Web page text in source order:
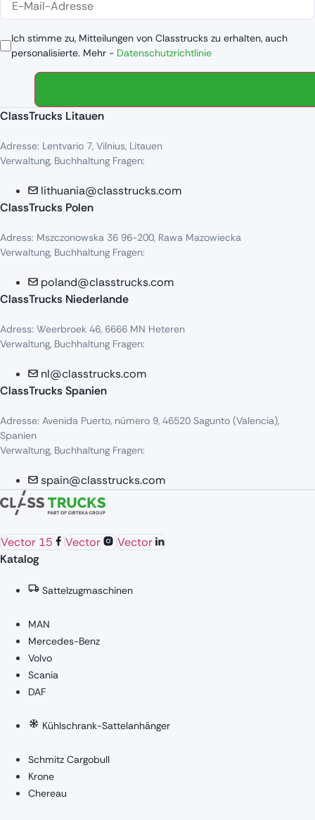
Ich stimme zu, Mitteilungen von Classtrucks zu erhalten, auch
personalisierte. Mehr - Datenschutzrichtlinie
ClassTrucks Litauen
Adresse: Lentvario 7, Vilnius, Litauen
Verwaltung, Buchhaltung Fragen:
lithuania@classtrucks.com
ClassTrucks Polen
Adress: Mszczonowska 36 96-200, Rawa Mazowiecka
Verwaltung, Buchhaltung Fragen:
poland@classtrucks.com
ClassTrucks Niederlande​
Adress: Weerbroek 46, 6666 MN Heteren
Verwaltung, Buchhaltung Fragen:
nl@classtrucks.com
ClassTrucks Spanien
Adresse: Avenida Puerto, número 9, 46520 Sagunto (Valencia),
Spanien
Verwaltung, Buchhaltung Fragen:
spain@classtrucks.com
Vector 15 Vector
Vector
Katalog
Sattelzugmaschinen
MAN
Mercedes-Benz
Volvo
Scania
DAF
Kühlschrank-Sattelanhänger
Schmitz Cargobull
Krone
Chereau